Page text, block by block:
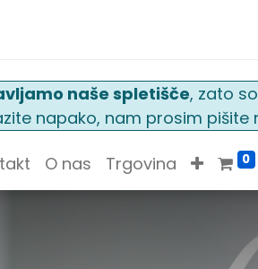
naše spletišče, zato
napako, nam prosim
O nas Trgovina 0